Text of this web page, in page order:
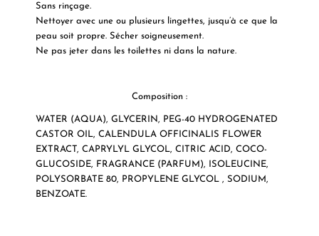
Sans rinçage.
Nettoyer avec une ou plusieurs lingettes, jusqu’à ce que la
peau soit propre. Sécher soigneusement.
Ne pas jeter dans les toilettes ni dans la nature.
Composition :
WATER (AQUA), GLYCERIN, PEG-40 HYDROGENATED
CASTOR OIL, CALENDULA OFFICINALIS FLOWER
EXTRACT, CAPRYLYL GLYCOL, CITRIC ACID, COCO-
GLUCOSIDE, FRAGRANCE (PARFUM), ISOLEUCINE,
POLYSORBATE 80, PROPYLENE GLYCOL , SODIUM,
BENZOATE.